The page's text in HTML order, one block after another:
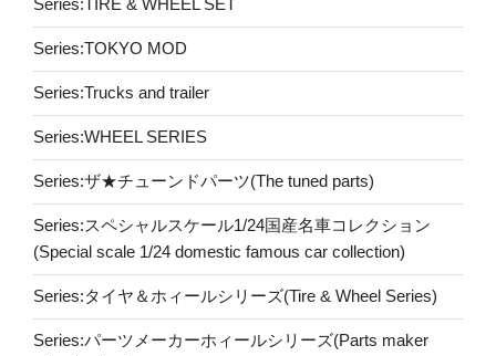
Series:TIRE & WHEEL SET
Series:TOKYO MOD
Series:Trucks and trailer
Series:WHEEL SERIES
Series:ザ★チューンドパーツ(The tuned parts)
Series:スペシャルスケール1/24国産名車コレクション
(Special scale 1/24 domestic famous car collection)
Series:タイヤ＆ホィールシリーズ(Tire & Wheel Series)
Series:パーツメーカーホィールシリーズ(Parts maker